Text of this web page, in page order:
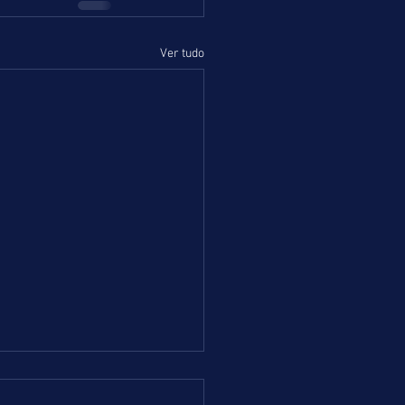
Ver tudo
=DOMINGO = 02.08.26 = RJ